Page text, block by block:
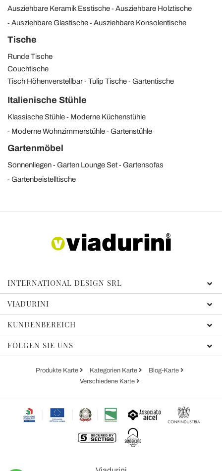
Ausziehbare Keramik Esstische
Ausziehbare Holztische
Ausziehbare Glastische
Ausziehbare Konsolentische
Tische
Runde Tische
Couchtische
Tisch Höhenverstellbar
Tulip Tische Gartentische
Italienische Stühle
Klassische Stühle
Moderne Küchenstühle
Moderne Wohnzimmerstühle
Gartenstühle
Gartenmöbel
Sonnenliegen Garten Lounge Set
Gartensofas
Gartenbeistelltische
INTERNATIONAL DESIGN SRL
VIADURINI
KUNDENBEREICH
FOLGEN SIE UNS
Produkte Karte Kategorien Karte
Blog-Karte
Verschiedene Karte